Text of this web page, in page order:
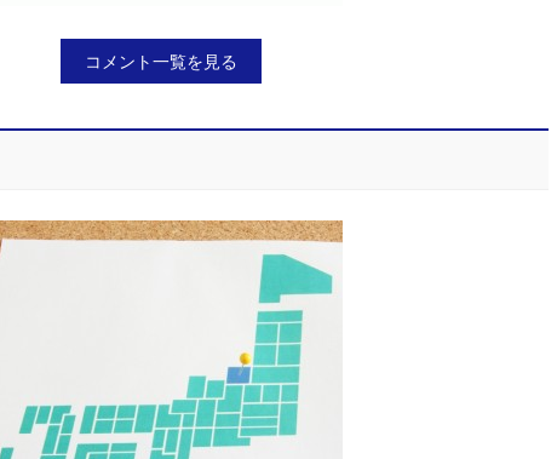
コメント一覧を見る